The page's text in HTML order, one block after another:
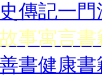
傳記一門
事寓言書
書健康書